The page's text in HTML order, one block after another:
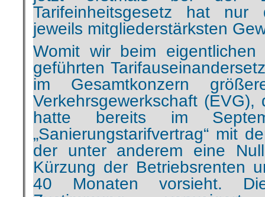
Womit wir beim
geführten
im Gesamtkonzern
Verkehrsgewerkschaft
hatte bereits im
„Sanierungstarifvertrag“ mit
der unter anderem eine
Kürzung der Betriebsrenten
40 Monaten vorsieht.
Zustimmung
Tarifverhandlungen und ein
blieben ohne Ergebnis,